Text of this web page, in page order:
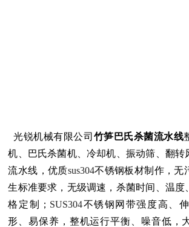
光锐机械有限公司 竹笋巴氏杀菌流水线
机、巴氏杀菌机、冷却机、振动筛、翻转
流水线，优质sus304不锈钢板材制作，无
生标准要求，无级调速，杀菌时间、温度
格定制； SUS304不锈钢网带强度高、
形、易保养，整机运行平衡、噪音低，